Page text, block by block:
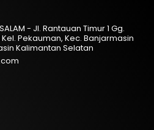
- Jl. Rantauan Timur 1 Gg.
Kel. Pekauman, Kec. Banjarmasin
Kalimantan Selatan